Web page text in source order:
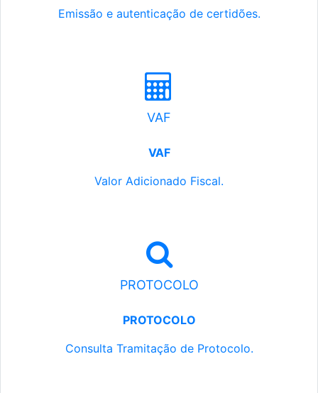
Emissão e autenticação de certidões.
VAF
VAF
Valor Adicionado Fiscal.
PROTOCOLO
PROTOCOLO
Consulta Tramitação de Protocolo.